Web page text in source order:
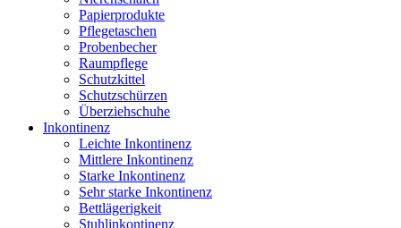
Papierprodukte
Pflegetaschen
Probenbecher
Raumpflege
Schutzkittel
Schutzschürzen
Überziehschuhe
Inkontinenz
Leichte Inkontinenz
Mittlere Inkontinenz
Starke Inkontinenz
Sehr starke Inkontinenz
Bettlägerigkeit
Stuhlinkontinenz